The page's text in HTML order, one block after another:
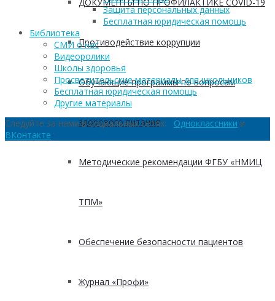
Противодействие коррупции
Обучающие программы по вопросам
здорового питания
Методические рекомендации ФГБУ «НМИЦ
ТПМ»
Обеспечение безопасности пациентов
Журнал «Профи»
Защита персональных данных
Бесплатная юридическая помощь
Библиотека
СМИ о нас
Видеоролики
Школы здоровья
Просветительские материалы для школьников
Бесплатная юридическая помощь
Другие материалы
Следуйте за нами в социальных сетях: Одноклассники и
ВКонтакте